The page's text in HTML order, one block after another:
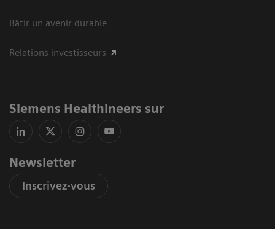
Bâtir un avenir durable
Relations investisseurs
Siemens Healthineers sur
Newsletter
Inscrivez-vous